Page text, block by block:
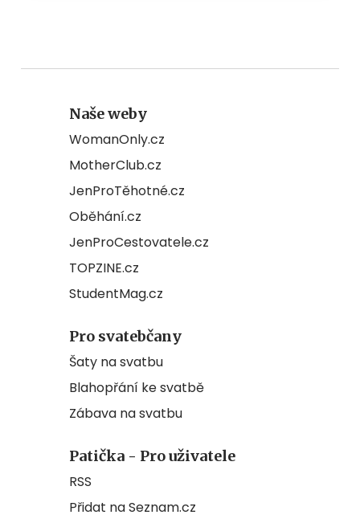
Naše weby
WomanOnly.cz
MotherClub.cz
JenProTěhotné.cz
Oběhání.cz
JenProCestovatele.cz
TOPZINE.cz
StudentMag.cz
Pro svatebčany
Šaty na svatbu
Blahopřání ke svatbě
Zábava na svatbu
Patička - Pro uživatele
RSS
Přidat na Seznam.cz